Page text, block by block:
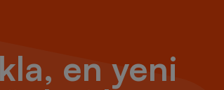
en yeni